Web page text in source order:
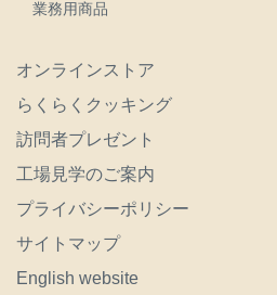
業務用商品
オンラインストア
らくらくクッキング
訪問者プレゼント
工場見学のご案内
プライバシーポリシー
サイトマップ
English website